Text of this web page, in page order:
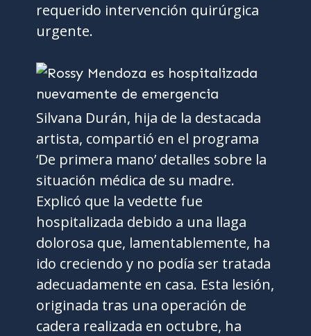
requerido intervención quirúrgica
urgente.
Silvana Durán, hija de la destacada
artista, compartió en el programa
‘De primera mano’ detalles sobre la
situación médica de su madre.
Explicó que la vedette fue
hospitalizada debido a una llaga
dolorosa que, lamentablemente, ha
ido creciendo y no podía ser tratada
adecuadamente en casa. Esta lesión,
originada tras una operación de
cadera realizada en octubre, ha